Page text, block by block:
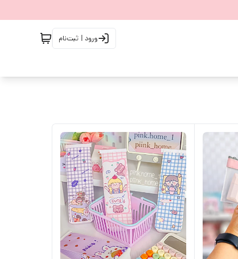
ورود | ثبت‌نام